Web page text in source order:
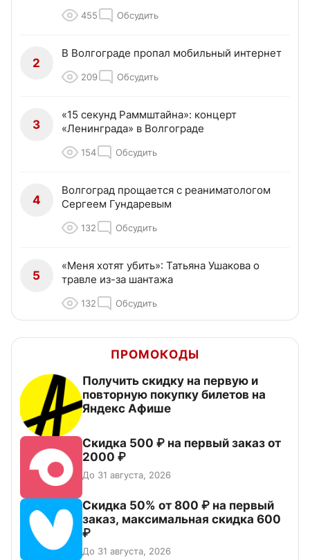
455 Обсудить
2
В Волгограде пропал мобильный интернет
209 Обсудить
3
«15 секунд Раммштайна»: концерт
«Ленинграда» в Волгограде
154 Обсудить
4
Волгоград прощается с реаниматологом
Сергеем Гундаревым
132 Обсудить
5
«Меня хотят убить»: Татьяна Ушакова о
травле из-за шантажа
132 Обсудить
ПРОМОКОДЫ
Получить скидку на первую и
повторную покупку билетов на
Яндекс Афише
Скидка 500 ₽ на первый заказ от
2000 ₽
До 31 августа, 2026
Скидка 50% от 800 ₽ на первый
заказ, максимальная скидка 600
₽
До 31 августа, 2026